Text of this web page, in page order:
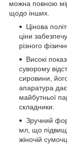
можна повною
щодо інших.
Цінова
ціни
різного
Високі
суворому
сировини,
апаратура
майбутньої
складники.
Зручний
мл, що
жіночій